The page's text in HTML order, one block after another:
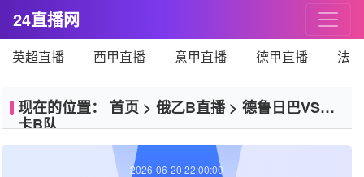
24直播网
英超直播 西甲直播 意甲直播 德甲直播 法
现在的位置： 首页 > 俄乙B直播> 德鲁日巴VS柴
卡B队
2026-06-20 22:00:00